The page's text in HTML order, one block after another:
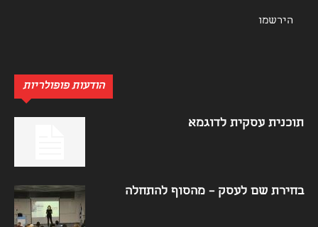
הודעות פופולריות
תוכנית עסקית לדוגמא
בחירת שם לעסק – מהסוף להתחלה